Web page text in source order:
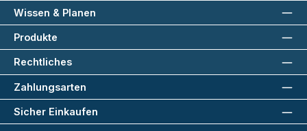
Wissen & Planen
Produkte
Rechtliches
Zahlungsarten
Sicher Einkaufen